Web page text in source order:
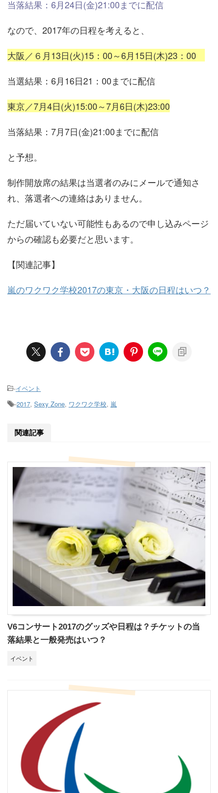
当落結果：6月24日(金)21:00までに配信
なので、2017年の日程を考えると、
大阪／６月13日(火)15：00～6月15日(木)23：00
当選結果：6月16日21：00までに配信
東京／7月4日(火)15:00～7月6日(木)23:00
当落結果：7月7日(金)21:00までに配信
と予想。
制作開放席の結果は当選者のみにメールで通知さ
れ、落選者への連絡はありません。
ただ届いていない可能性もあるので申し込みページ
からの確認も必要だと思います。
【関連記事】
嵐のワクワク学校2017の東京・大阪の日程はいつ？
-イベント
-2017, Sexy Zone, ワクワク学校, 嵐
関連記事
V6コンサート2017のグッズや日程は？チケットの当
落結果と一般発売はいつ？
イベント